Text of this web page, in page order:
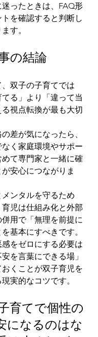
ったときは、FAQ形
を確認すると判断し
す。
の結論
双子の子育てでは
てる」より「違って当
視点転換が最も大切
差が気になったら、
なく家庭環境やサポー
めて専門家と一緒に確
安心につながりま
ンタルを守るため
児は仕組み化と外部
用で「無理を前提に
基本にすべきです。
をゼロにする必要は
を言葉にできる場」
おくことが双子育児を
実的なコツです。
育てで個性の
になるのはな